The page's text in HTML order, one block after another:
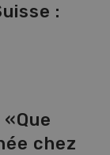
:
chez